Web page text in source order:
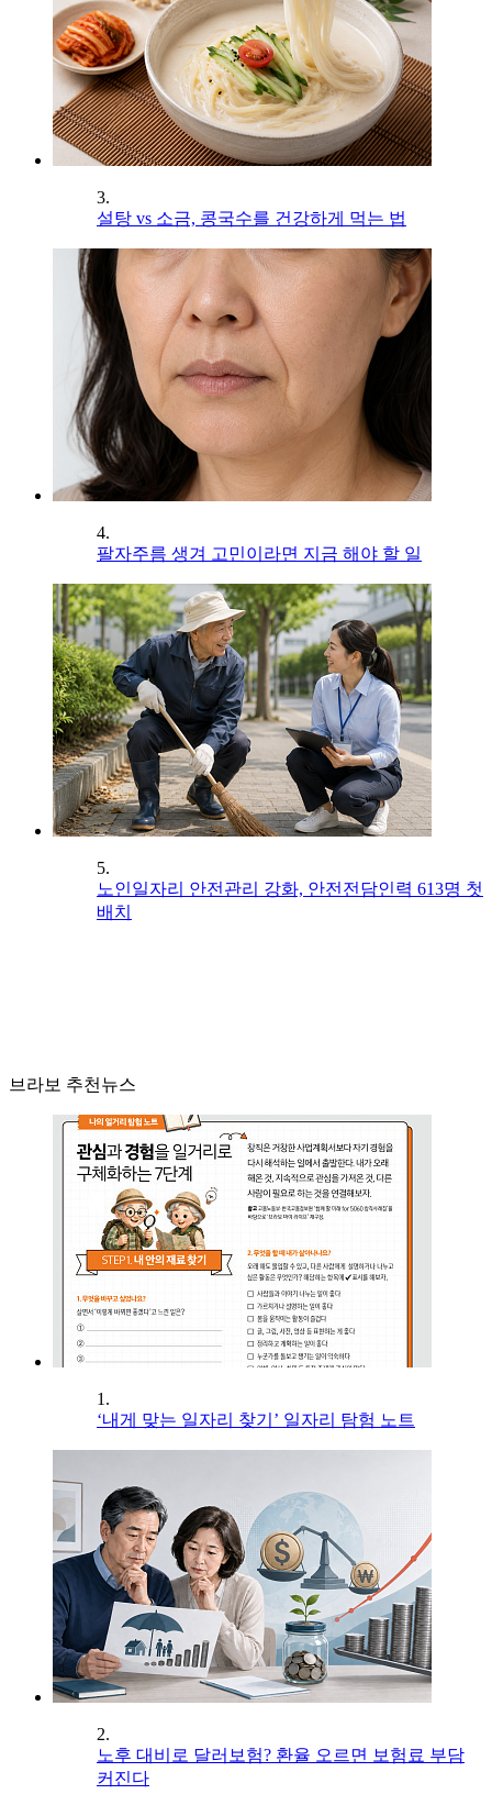
3.
설탕 vs 소금, 콩국수를 건강하게 먹는 법
4.
팔자주름 생겨 고민이라면 지금 해야 할 일
5.
노인일자리 안전관리 강화, 안전전담인력 613명 첫
배치
브라보 추천뉴스
1.
‘내게 맞는 일자리 찾기’ 일자리 탐험 노트
2.
노후 대비로 달러보험? 환율 오르면 보험료 부담
커진다